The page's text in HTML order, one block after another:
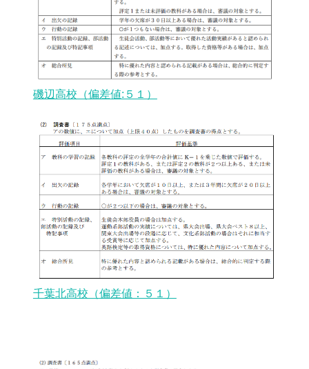
磯辺高校（偏差値:５１）
千葉北高校（偏差値：５１）